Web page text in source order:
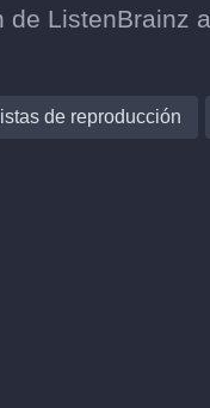
ListenBrainz
de reproducción